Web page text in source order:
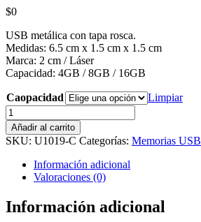
$0
USB metálica con tapa rosca.
Medidas: 6.5 cm x 1.5 cm x 1.5 cm
Marca: 2 cm / Láser
Capacidad: 4GB / 8GB / 16GB
Caopacidad
Limpiar
U1019-
C
Memoria
USB
Braxton
cantidad
Añadir al carrito
SKU: U1019-C Categorías: Memorias USB
Información adicional
Valoraciones (0)
Información adicional